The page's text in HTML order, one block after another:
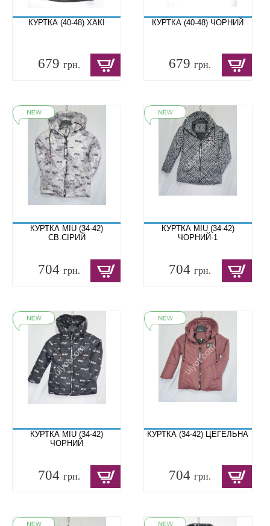
КУРТКА (40-48) ХАКІ
679 грн.
КУРТКА (40-48) ЧОРНИЙ
679грн.
КУРТКА MIU (34-42)
СВ.СІРИЙ
704 грн.
КУРТКА MIU (34-42)
ЧОРНИЙ-1
704грн.
КУРТКА MIU (34-42)
ЧОРНИЙ
704 грн.
КУРТКА (34-42) ЦЕГЕЛЬНА
704грн.